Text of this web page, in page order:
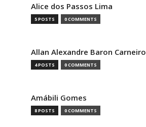
Alice dos Passos Lima
5 POSTS 0 COMMENTS
Allan Alexandre Baron Carneiro
4 POSTS 0 COMMENTS
Amábili Gomes
8 POSTS 0 COMMENTS